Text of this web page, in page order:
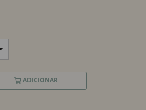
ADICIONAR